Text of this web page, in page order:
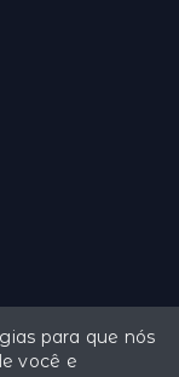
para que nós
você e